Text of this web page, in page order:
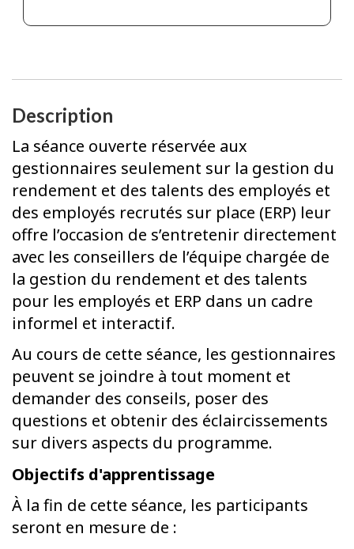
Description
La séance ouverte réservée aux
gestionnaires seulement sur la gestion du
rendement et des talents des employés et
des employés recrutés sur place (ERP) leur
offre l’occasion de s’entretenir directement
avec les conseillers de l’équipe chargée de
la gestion du rendement et des talents
pour les employés et ERP dans un cadre
informel et interactif.
Au cours de cette séance, les gestionnaires
peuvent se joindre à tout moment et
demander des conseils, poser des
questions et obtenir des éclaircissements
sur divers aspects du programme.
Objectifs d'apprentissage
À la fin de cette séance, les participants
seront en mesure de :